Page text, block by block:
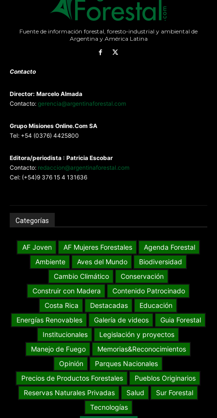
Fuente de información forestal, foresto-industrial y ambiental de
Argentina y América Latina
Contacto
Director: Marcelo Almada
Contacto: gerencia@argentinaforestal.com
Grupo Misiones Online.Com SA
Tel: +54 (0376) 4425800
Editora/periodista : Patricia Escobar
Contacto: redaccion@argentinaforestal.com
Cel: (+54)9 376 15 4 131636
Categorías
AF Joven AF Mujeres Forestales
Agenda Forestal
Ambiente
Aves del Mundo
Biodiversidad
Cambio Climático
Conservación
Construir con Madera
Contenido Patrocinado
Costa Rica
Destacadas
Educación
Energías Renovables
Galería de videos
Guia Forestal
Institucionales
Legislación y proyectos
Manejo de Fuego
Memorias&Reconocimientos
Opinión
Parques Nacionales
Precios de Productos Forestales
Pueblos Originarios
Reservas Naturales Privadas
Salud
Sur Forestal
Tecnologías